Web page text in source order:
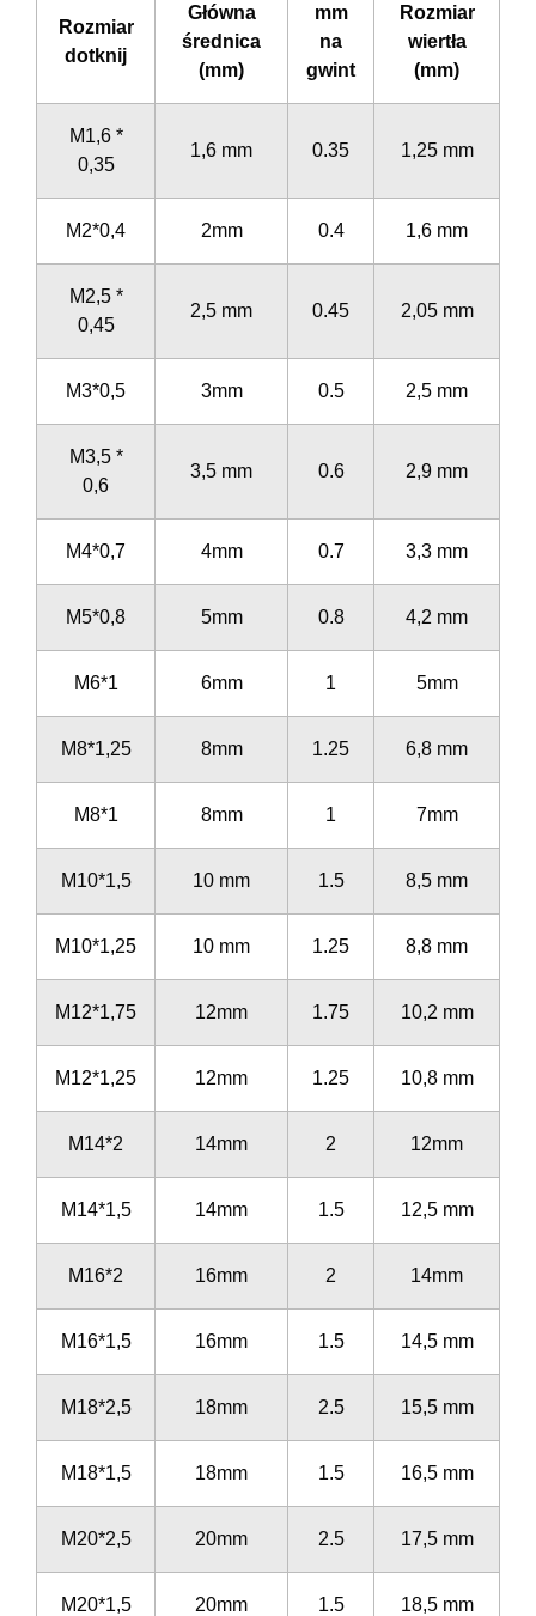
Rozmiar
dotknij
Główna
średnica
(mm)
mm
na
gwint
Rozmiar
wiertła
(mm)
M1,6 *
0,35
1,6 mm 0.35 1,25 mm
M2*0,4 2mm 0.4 1,6 mm
M2,5 *
0,45
2,5 mm 0.45 2,05 mm
M3*0,5 3mm 0.5 2,5 mm
M3,5 *
0,6
3,5 mm 0.6 2,9 mm
M4*0,7 4mm 0.7 3,3 mm
M5*0,8 5mm 0.8 4,2 mm
M6*1 6mm 1 5mm
M8*1,25 8mm 1.25 6,8 mm
M8*1 8mm 1 7mm
M10*1,5 10 mm 1.5 8,5 mm
M10*1,25 10 mm 1.25 8,8 mm
M12*1,75 12mm 1.75 10,2 mm
M12*1,25 12mm 1.25 10,8 mm
M14*2 14mm 2 12mm
M14*1,5 14mm 1.5 12,5 mm
M16*2 16mm 2 14mm
M16*1,5 16mm 1.5 14,5 mm
M18*2,5 18mm 2.5 15,5 mm
M18*1,5 18mm 1.5 16,5 mm
M20*2,5 20mm 2.5 17,5 mm
M20*1,5 20mm 1.5 18,5 mm